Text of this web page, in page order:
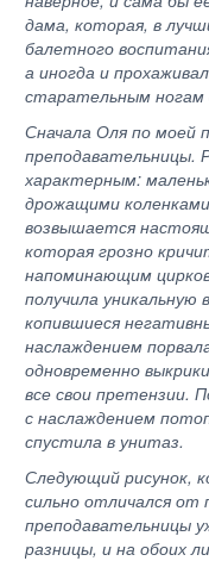
дама, которая, в
балетного
а иногда и
старательным ногам
Сначала Оля по моей
преподавательницы.
характерным:
дрожащими
возвышается
которая грозно
напоминающим
получила
копившиеся
наслаждением
одновременно
все свои претензии.
с наслаждением
спустила в унитаз.
Следующий рисунок,
сильно отличался от
преподавательницы
разницы, и на обоих